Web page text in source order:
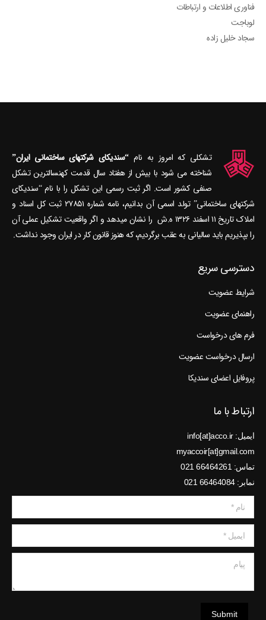
فناوری اطلاعات و ارتباطات
لوباجت
سجاد خلیل زاده
تشکلی که امروز به نام“سندیکای شرکتهای ساختمانی ایران”
شناخته می‎ شود با بیش از هفتاد سال قدمت کهنسال‎ترین تشکل
صنفی کشور است. اگر ثبت رسمی این تشکل را با نام “سندیکای
شرکتهای ساختمانی” تولد اسمی آن بدانیم، نامه شماره ۲۷۸۵۱ ثبت کل اسناد و
املاک تاریخ ۱۱ اسفند ۱۳۲۶ ه.ش را نشان می‎دهد و اگر واقعیت تشکیل عملی آن
را بپذیریم باید سالیانی به عقب برگردیم، که هنوز قانون کار در ایران وجود نداشت.
دسترسی سریع
شرایط عضویت
راهنمای عضویت
فرم های درخواست
ارسال درخواست عضویت
پروفایل اعضای سندیکا
ارتباط با ما
ایمیل: info[at]acco.ir
myaccoir[at]gmail.com
تماس: 66464261 021
نمابر: 66464084 021
نام *
ایمیل *
Submit